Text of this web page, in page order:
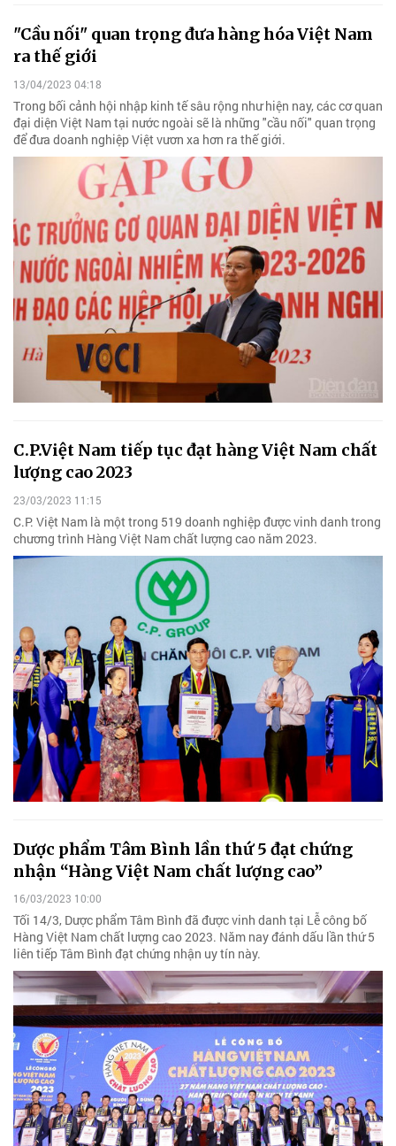
"Cầu nối" quan trọng đưa hàng hóa Việt Nam
ra thế giới
13/04/2023 04:18
Trong bối cảnh hội nhập kinh tế sâu rộng như hiện nay, các cơ quan
đại diện Việt Nam tại nước ngoài sẽ là những "cầu nối" quan trọng
để đưa doanh nghiệp Việt vươn xa hơn ra thế giới.
C.P.Việt Nam tiếp tục đạt hàng Việt Nam chất
lượng cao 2023
23/03/2023 11:15
C.P. Việt Nam là một trong 519 doanh nghiệp được vinh danh trong
chương trình Hàng Việt Nam chất lượng cao năm 2023.
Dược phẩm Tâm Bình lần thứ 5 đạt chứng
nhận “Hàng Việt Nam chất lượng cao”
16/03/2023 10:00
Tối 14/3, Dược phẩm Tâm Bình đã được vinh danh tại Lễ công bố
Hàng Việt Nam chất lượng cao 2023. Năm nay đánh dấu lần thứ 5
liên tiếp Tâm Bình đạt chứng nhận uy tín này.